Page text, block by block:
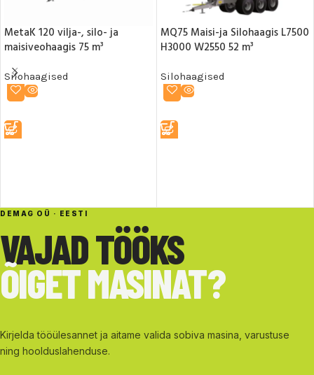
MetaK 120 vilja-, silo- ja
maisiveohaagis 75 m³
Silohaagised
MQ75 Maisi-ja Silohaagis L7500
H3000 W2550 52 m³
Silohaagised
DEMAG OÜ · EESTI
VAJAD TÖÖKS
ÕIGET MASINAT?
Kirjelda tööülesannet ja aitame valida sobiva masina, varustuse
ning hoolduslahenduse.